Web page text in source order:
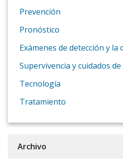
Prevención
Pronóstico
Exámenes de detección y
Supervivencia y cuidados
Tecnología
Tratamiento
Archivo